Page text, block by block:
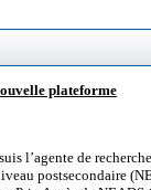
plateforme
l’agente de
postsecondaire